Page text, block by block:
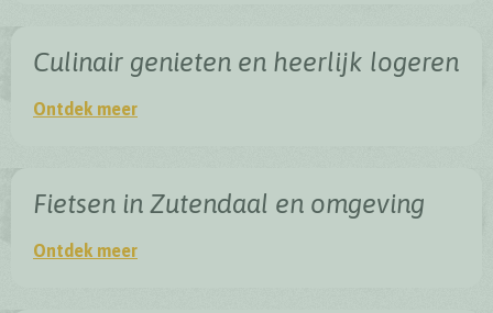
Culinair genieten en heerlijk logeren
Ontdek meerCulinair genieten en heerlijk logeren
Fietsen in Zutendaal en omgeving
Ontdek meerFietsen in Zutendaal en omgeving